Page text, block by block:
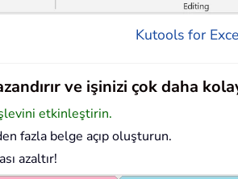
Kutools for
ve işinizi çok daha
etkinleştirin.
fazla belge açıp oluşturun.
azaltır!